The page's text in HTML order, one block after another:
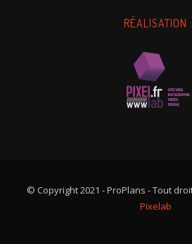
RÉALISATION :
© Copyright 2021 - ProPlans - Tout
Pixelab